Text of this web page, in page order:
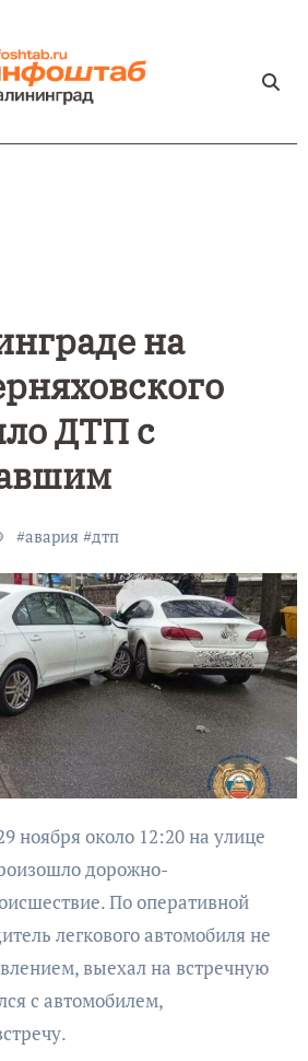
на
ДТП с
#авария#дтп
дорожно-
По оперативной
легкового автомобиля не
выехал на встречную
с автомобилем,